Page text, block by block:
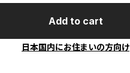
Add to cart
日本国内にお住まいの方向け